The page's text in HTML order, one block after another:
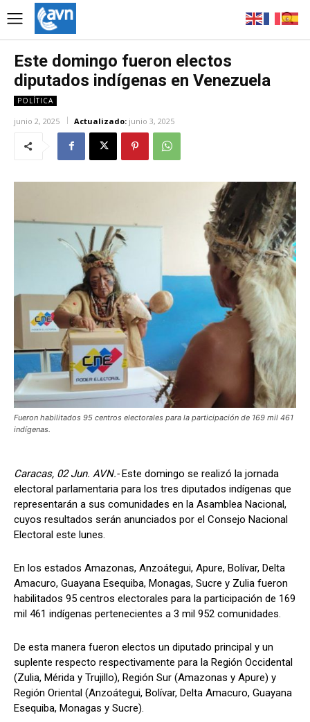
Este domingo fueron electos
diputados indígenas en Venezuela
POLÍTICA
junio 2, 2025 Actualizado: junio 3, 2025
Fueron habilitados 95 centros electorales para la participación de 169 mil 461
indígenas.
Caracas, 02 Jun. AVN.-Este domingo se realizó la jornada
electoral parlamentaria para los tres diputados indígenas que
representarán a sus comunidades en la Asamblea Nacional,
cuyos resultados serán anunciados por el Consejo Nacional
Electoral este lunes.
En los estados Amazonas, Anzoátegui, Apure, Bolívar, Delta
Amacuro, Guayana Esequiba, Monagas, Sucre y Zulia fueron
habilitados 95 centros electorales para la participación de 169
mil 461 indígenas pertenecientes a 3 mil 952 comunidades.
De esta manera fueron electos un diputado principal y un
suplente respecto respectivamente para la Región Occidental
(Zulia, Mérida y Trujillo), Región Sur (Amazonas y Apure) y
Región Oriental (Anzoátegui, Bolívar, Delta Amacuro, Guayana
Esequiba, Monagas y Sucre).